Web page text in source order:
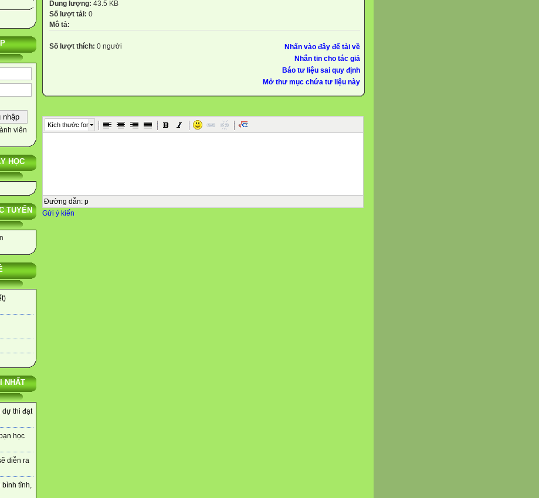
viên
HỌC
TUYẾN
)
NHẤT
dự thi đạt
học
diễn ra
bình tĩnh,
Dung lượng: 43.5 KB
Số lượt tải: 0
Mô tả:
Nhấn vào đây để tải về
Nhắn tin cho tác giả
Báo tư liệu sai quy định
Mở thư mục chứa tư liệu này
Số lượt thích: 0 người
Kích thước font
Đường dẫn: p
Gửi ý kiến